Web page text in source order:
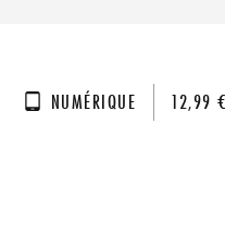
tablet_android NUMÉRIQUE 12,99 €